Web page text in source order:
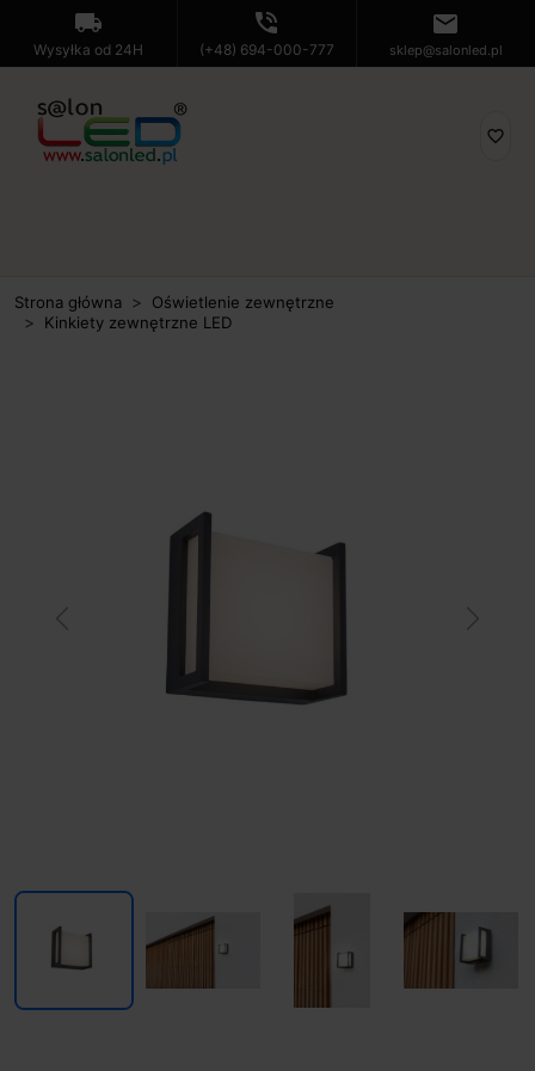
local_shipping
Wysyłka od 24H
phone_in_talk
(+48) 694-000-777
mail
sklep@salonled.pl
favorite_border
Strona główna
Oświetlenie zewnętrzne
Kinkiety zewnętrzne LED